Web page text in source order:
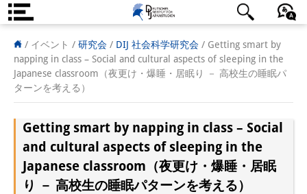
DIJ案内
研究所の概要
チーム
執行部
リサーチ・チーム
学術誌・サイエンスコミュニケ
日本語 English Deutsch
/ イベント / 研究会 / DIJ 社会科学研究会 / Getting smart by
napping in class – Social and cultural aspects of sleeping in the
Japanese classroom（夜更け・爆睡・居眠り － 高校生の睡眠パ
ターンを考える）
Getting smart by napping in class – Social
and cultural aspects of sleeping in the
Japanese classroom（夜更け・爆睡・居眠
り － 高校生の睡眠パターンを考える）